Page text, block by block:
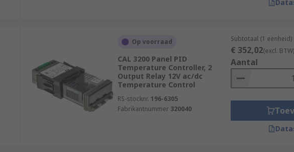
Op voorraad
CAL 3200 Panel PID
Temperature Controller, 2
Output Relay 12V ac/dc
Temperature Control
RS-stocknr. 196-6305
Fabrikantnummer 320040
Subtotaal (1 eenheid)
€ 352,02(excl. BTW)
Aantal